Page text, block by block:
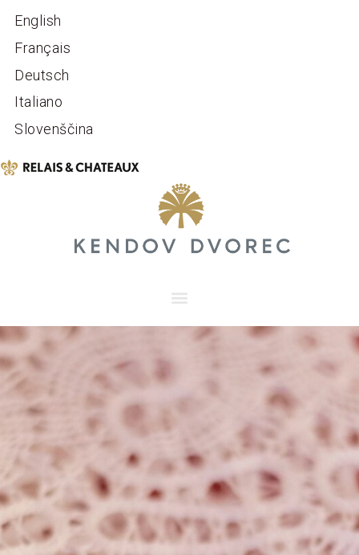
English
Français
Deutsch
Italiano
Slovenščina